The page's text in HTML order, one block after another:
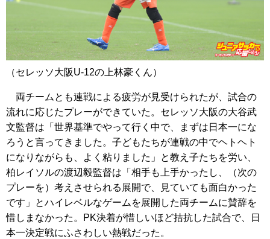
（セレッソ大阪U-12の上林豪くん）
両チームとも連戦による疲労が見受けられたが、試合の
流れに応じたプレーができていた。セレッソ大阪の大谷武
文監督は「世界基準でやって行く中で、まずは日本一にな
ろうと言ってきました。子どもたちが連戦の中でヘトヘト
になりながらも、よく粘りました」と教え子たちを労い、
柏レイソルの渡辺毅監督は「相手も上手かったし、（次の
プレーを）考えさせられる展開で、見ていても面白かった
です」とハイレベルなゲームを展開した両チームに賛辞を
惜しまなかった。PK決着が惜しいほど拮抗した試合で、日
本一決定戦にふさわしい熱戦だった。